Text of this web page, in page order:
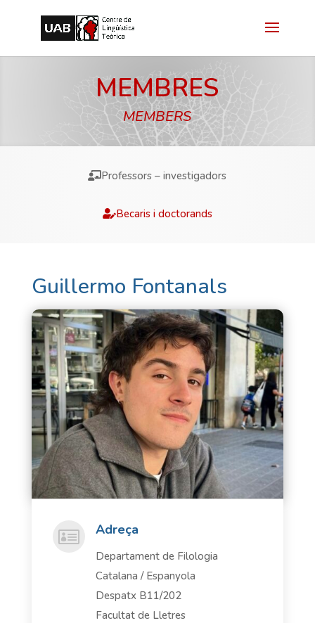
MEMBRES
MEMBERS
Professors – investigadors
Becaris i doctorands
Guillermo Fontanals
 Adreça
Departament de Filologia
Catalana / Espanyola
Despatx B11/202
Facultat de Lletres